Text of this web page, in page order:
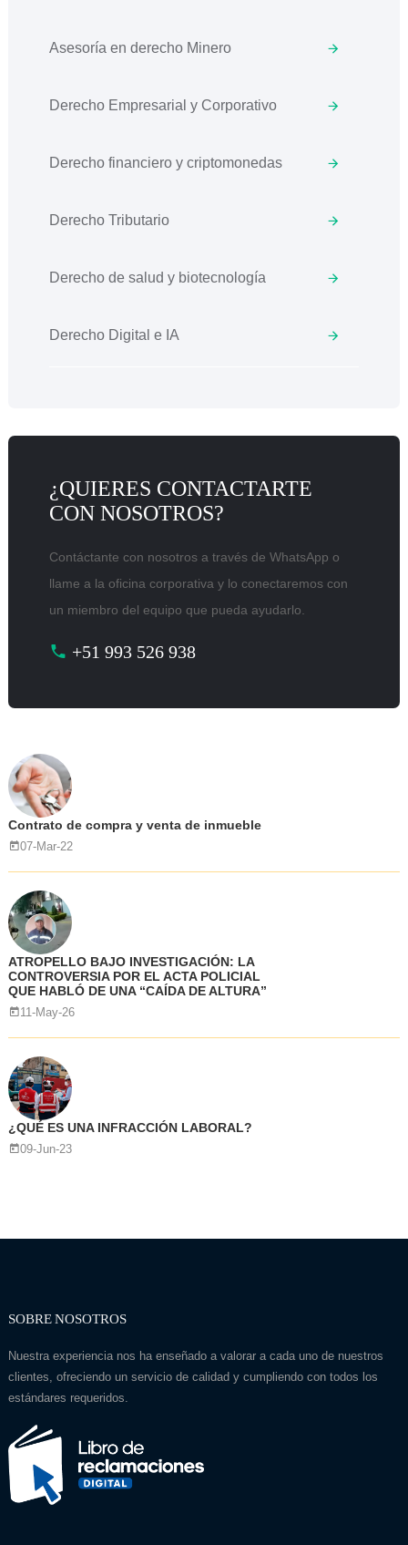
Asesoría en derecho Minero
Derecho Empresarial y Corporativo
Derecho financiero y criptomonedas
Derecho Tributario
Derecho de salud y biotecnología
Derecho Digital e IA
¿QUIERES CONTACTARTE
CON NOSOTROS?
Contáctante con nosotros a través de WhatsApp o
llame a la oficina corporativa y lo conectaremos con
un miembro del equipo que pueda ayudarlo.
+51 993 526 938
Contrato de compra y venta de inmueble
07-Mar-22
ATROPELLO BAJO INVESTIGACIÓN: LA
CONTROVERSIA POR EL ACTA POLICIAL
QUE HABLÓ DE UNA “CAÍDA DE ALTURA”
11-May-26
¿QUÉ ES UNA INFRACCIÓN LABORAL?
09-Jun-23
SOBRE NOSOTROS
Nuestra experiencia nos ha enseñado a valorar a cada uno de nuestros
clientes, ofreciendo un servicio de calidad y cumpliendo con todos los
estándares requeridos.